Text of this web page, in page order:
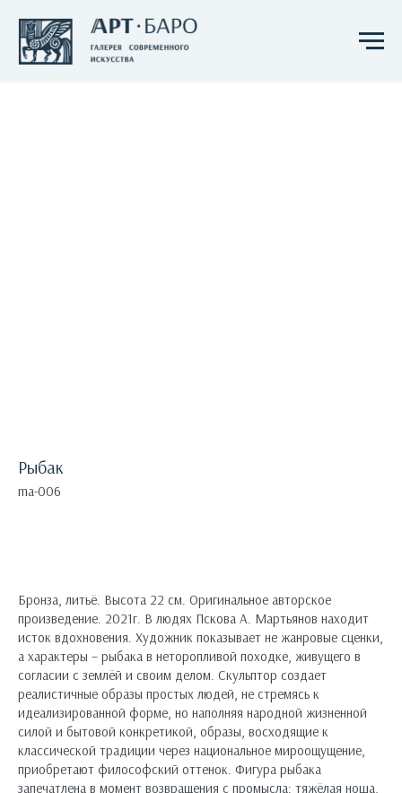
Рыбак
ma-006
Бронза, литьё. Высота 22 см. Оригинальное авторское
произведение. 2021г. В людях Пскова А. Мартьянов находит
исток вдохновения. Художник показывает не жанровые сценки,
а характеры – рыбака в неторопливой походке, живущего в
согласии с землёй и своим делом. Скульптор создает
реалистичные образы простых людей, не стремясь к
идеализированной форме, но наполняя народной жизненной
силой и бытовой конкретикой, образы, восходящие к
классической традиции через национальное мироощущение,
приобретают философский оттенок. Фигура рыбака
запечатлена в момент возвращения с промысла: тяжёлая ноша,